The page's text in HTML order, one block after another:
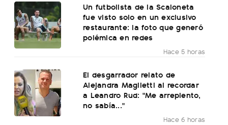
Un futbolista de la Scaloneta
fue visto solo en un exclusivo
restaurante: la foto que generó
polémica en redes
Hace 5 horas
El desgarrador relato de
Alejandra Maglietti al recordar
a Leandro Rud: "Me arrepiento,
no sabía..."
Hace 6 horas